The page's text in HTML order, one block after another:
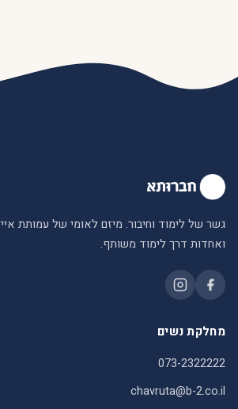
גשר של לימוד וחיבור. מיזם לאומי של עמותת
ואחדות דרך לימוד משותף.
מחלקת נשים
073-2322222
chavruta@b-2.co.il